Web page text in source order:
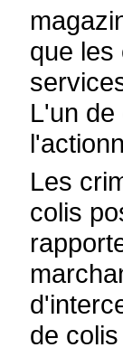
que les
L'un
Les
colis
de